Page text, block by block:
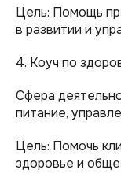
Цель: Помощь
в развитии и
4. Коуч по
Сфера
питание,
Цель: Помочь
здоровье и